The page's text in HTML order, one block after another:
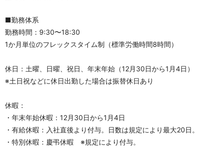
■勤務体系
勤務時間：9:30〜18:30
1か月単位のフレックスタイム制（標準労働時間8時間）
休日：土曜、日曜、祝日、年末年始（12月30日から1月4日）
※土日祝などに休日出勤した場合は振替休日あり
休暇：
・年末年始休暇：12月30日から1月4日
・有給休暇：入社直後より付与。日数は規定により最大20日。
・特別休暇：慶弔休暇　※規定により付与。